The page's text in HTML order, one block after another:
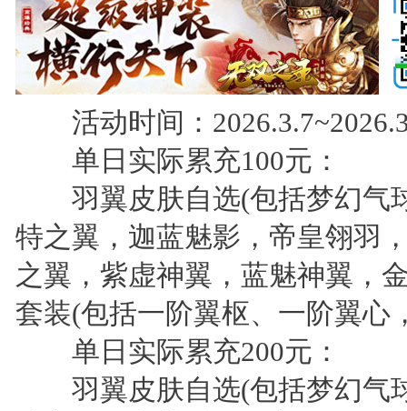
活动时间：
单日实际累充100元：
羽翼皮肤自选(包括梦幻气
特之翼，迦蓝魅影，帝皇翎羽
之翼，紫虚神翼，蓝魅神翼，
套装(包括一阶翼枢、一阶翼
单日实际累充200元：
羽翼皮肤自选(包括梦幻气